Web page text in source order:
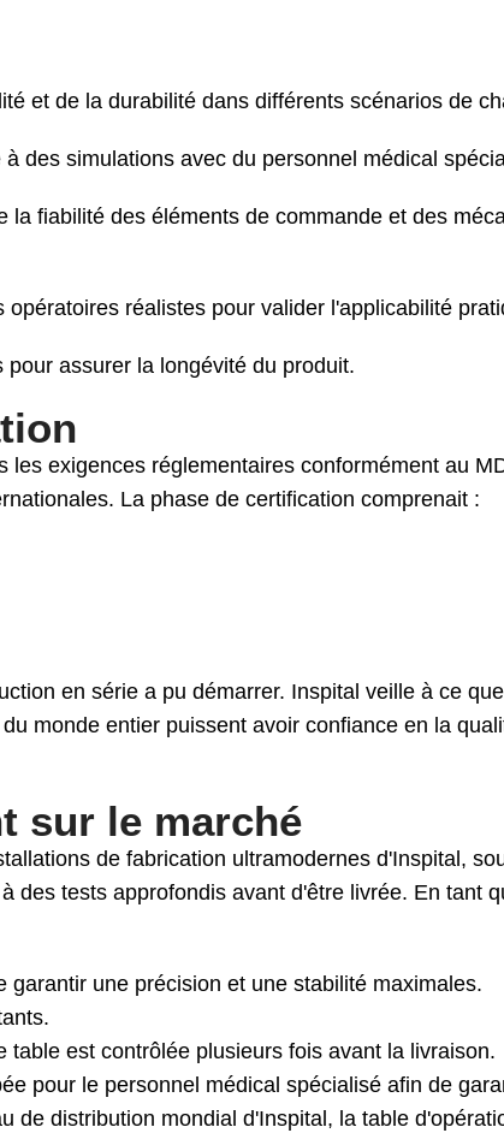
et de la durabilité dans différents scénarios de
des simulations avec du personnel médical
la fiabilité des éléments de commande et des
opératoires réalistes pour valider l'applicabilité
assurer la longévité du produit.
exigences réglementaires conformément au
La phase de certification comprenait :
en série a pu démarrer. Inspital veille à ce
monde entier puissent avoir confiance en la
sur le marché
de fabrication ultramodernes d'Inspital,
des tests approfondis avant d'être livrée. En tant
une précision et une stabilité maximales.
est contrôlée plusieurs fois avant la livraison.
pour le personnel médical spécialisé afin de
de distribution mondial d'Inspital, la table